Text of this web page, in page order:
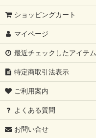
ショッピングカート
マイページ
最近チェックしたアイテム
特定商取引法表示
ご利用案内
よくある質問
お問い合せ